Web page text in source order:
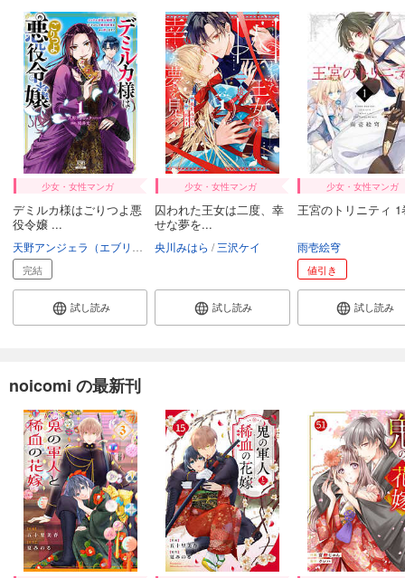
少女・女性マンガ
デミルカ様はごりつよ悪
役令嬢 ...
天野アンジェラ（エブリスタ） 鳩井文
完結
試し読み
少女・女性マンガ
囚われた王女は二度、幸
せな夢を...
央川みはら 三沢ケイ
試し読み
少女・女性マンガ
王宮のトリニティ 1
雨壱絵穹
値引き
試し読み
noicomi の最新刊